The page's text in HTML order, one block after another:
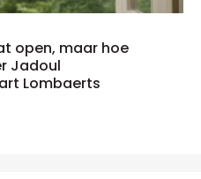
open, maar hoe
Jadoul
Lombaerts